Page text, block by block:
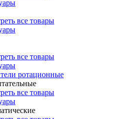
все товары
все товары
ротационные
все товары